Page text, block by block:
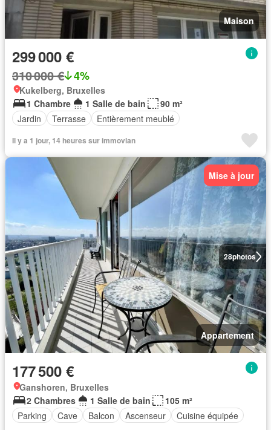
Maison
299 000 €
310 000 € 4%
Kukelberg, Bruxelles
1 Chambre
1 Salle de bain
90 m²
Jardin
Terrasse Entièrement meublé
Il y a 1 jour, 14 heures sur immovlan
28photos
Mise à jour
Appartement
177 500 €
Ganshoren, Bruxelles
2 Chambres
1 Salle de bain
105 m²
Parking
Cave Balcon Ascenseur Cuisine équipée